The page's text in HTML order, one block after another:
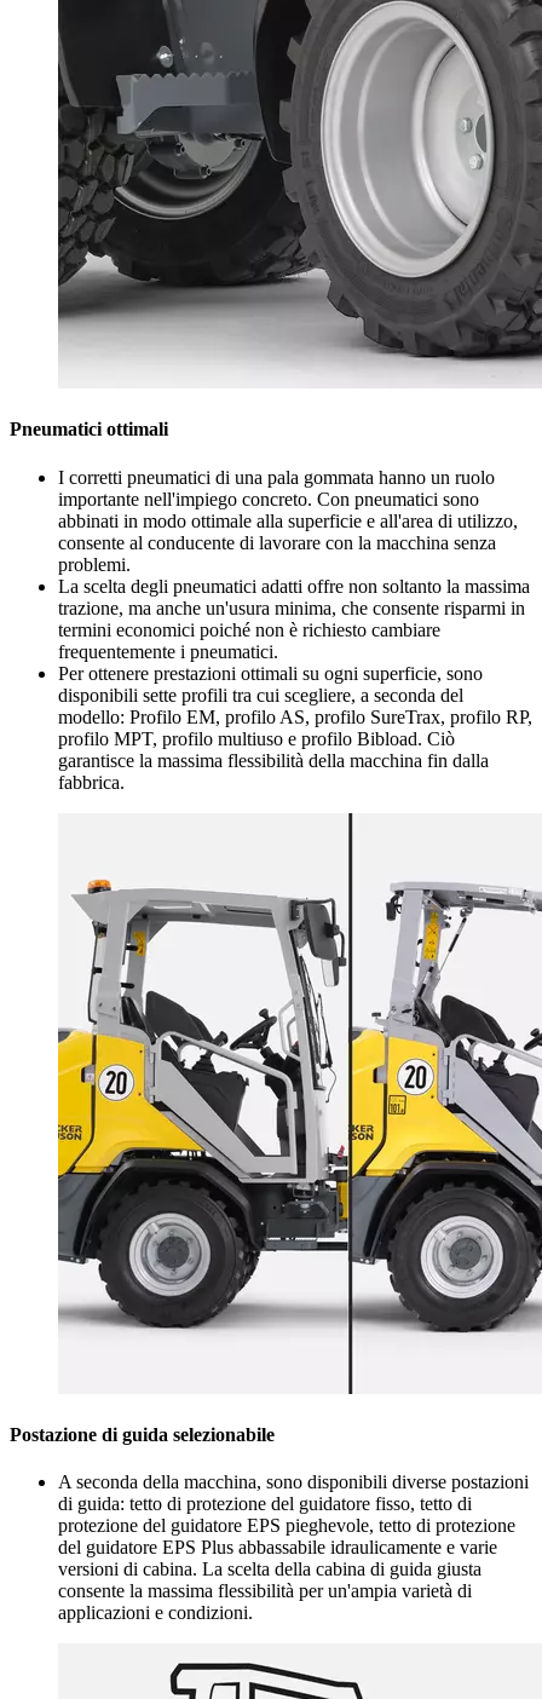
Pneumatici ottimali
I corretti pneumatici di una pala gommata hanno un ruolo
importante nell'impiego concreto. Con pneumatici sono
abbinati in modo ottimale alla superficie e all'area di utilizzo,
consente al conducente di lavorare con la macchina senza
problemi.
La scelta degli pneumatici adatti offre non soltanto la massima
trazione, ma anche un'usura minima, che consente risparmi in
termini economici poiché non è richiesto cambiare
frequentemente i pneumatici.
Per ottenere prestazioni ottimali su ogni superficie, sono
disponibili sette profili tra cui scegliere, a seconda del
modello: Profilo EM, profilo AS, profilo SureTrax, profilo RP,
profilo MPT, profilo multiuso e profilo Bibload. Ciò
garantisce la massima flessibilità della macchina fin dalla
fabbrica.
Postazione di guida selezionabile
A seconda della macchina, sono disponibili diverse postazioni
di guida: tetto di protezione del guidatore fisso, tetto di
protezione del guidatore EPS pieghevole, tetto di protezione
del guidatore EPS Plus abbassabile idraulicamente e varie
versioni di cabina. La scelta della cabina di guida giusta
consente la massima flessibilità per un'ampia varietà di
applicazioni e condizioni.